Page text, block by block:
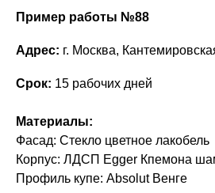
Пример работы №88
Адрес: г. Москва,
Срок: 15 рабочих дней
Материалы:
Фасад: Стекло цветное лакобель
Корпус: ЛДСП Egger Кпемона
Профиль купе: Absolut Венге